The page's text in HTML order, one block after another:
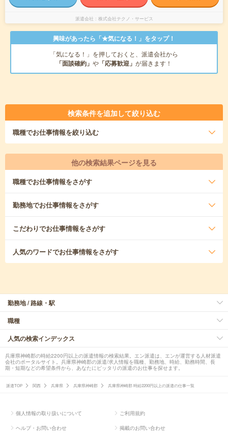
派遣会社 株式会社テクノ・サービス
興味があったら「★気になる！」をタップ！
「気になる！」を押しておくと、派遣会社から
「面談確約」 や 「応募歓迎」 が届きます！
検索条件を追加して絞り込む
職種でお仕事情報を絞り込む
他の検索結果ページを見る
職種でお仕事情報をさがす
勤務地でお仕事情報をさがす
こだわりでお仕事情報をさがす
人気のワードでお仕事情報をさがす
勤務地 / 路線・駅
職種
人気の検索インデックス
兵庫県神崎郡の時給2200円以上の派遣情報の検索結果。エン派遣は、エンが運営する人材派遣
会社のポータルサイト。兵庫県神崎郡の派遣/求人情報を職種、勤務地、時給、勤務時間、長
期・短期などの希望条件から、あなたにピッタリの派遣のお仕事を探せます。
派遣TOP 関西 兵庫県 兵庫県神崎郡 兵庫県神崎郡 時給2200円以上の派遣の仕事一覧
個人情報の取り扱いについて ご利用規約
ヘルプ・お問い合わせ 掲載のお問い合わせ